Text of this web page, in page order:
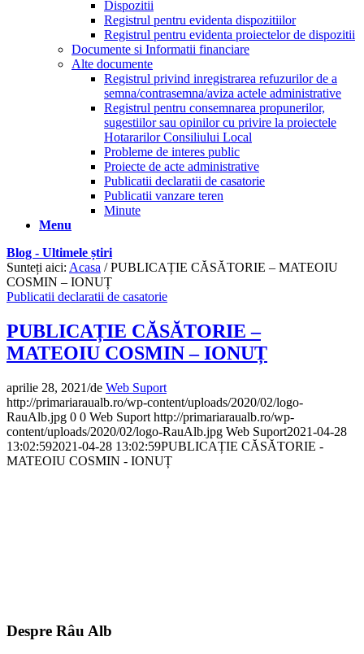
Dispozitii
Registrul pentru evidenta dispozitiilor
Registrul pentru evidenta proiectelor de dispozitii
Documente si Informatii financiare
Alte documente
Registrul privind inregistrarea refuzurilor de a
semna/contrasemna/aviza actele administrative
Registrul pentru consemnarea propunerilor,
sugestiilor sau opinilor cu privire la proiectele
Hotararilor Consiliului Local
Probleme de interes public
Proiecte de acte administrative
Publicatii declaratii de casatorie
Publicatii vanzare teren
Minute
Menu
Blog - Ultimele știri
Sunteți aici: Acasa / PUBLICAȚIE CĂSĂTORIE – MATEOIU
COSMIN – IONUȚ
Publicatii declaratii de casatorie
PUBLICAȚIE CĂSĂTORIE –
MATEOIU COSMIN – IONUȚ
aprilie 28, 2021/de Web Suport
http://primariaraualb.ro/wp-content/uploads/2020/02/logo-
RauAlb.jpg 0 0 Web Suport http://primariaraualb.ro/wp-
content/uploads/2020/02/logo-RauAlb.jpg Web Suport2021-04-28
13:02:592021-04-28 13:02:59PUBLICAȚIE CĂSĂTORIE -
MATEOIU COSMIN - IONUȚ
Despre Râu Alb